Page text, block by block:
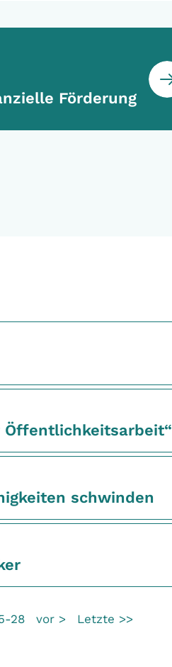
Förderung
schwinden
28 vor > Letzte >>